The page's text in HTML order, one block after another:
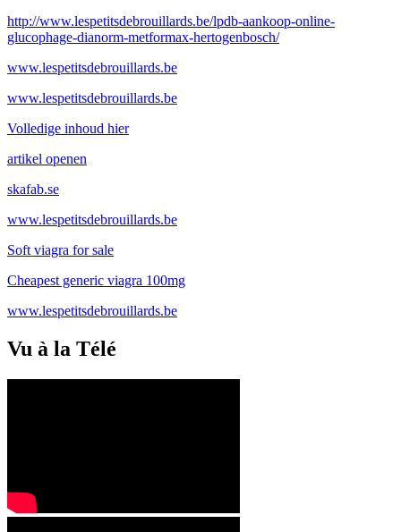
http://www.lespetitsdebrouillards.be/lpdb-aankoop-online-
glucophage-dianorm-metformax-hertogenbosch/
www.lespetitsdebrouillards.be
www.lespetitsdebrouillards.be
Volledige inhoud hier
artikel openen
skafab.se
www.lespetitsdebrouillards.be
Soft viagra for sale
Cheapest generic viagra 100mg
www.lespetitsdebrouillards.be
Vu à la Télé